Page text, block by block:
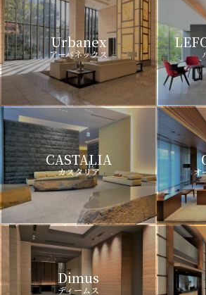
Urbanex
アーバネックス
CASTALIA
カスタリア オ
Dimus
ディームス